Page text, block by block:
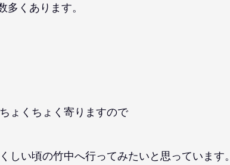
多くあります。
ょくちょく寄りますので
しい頃の竹中へ行ってみたいと思っています。